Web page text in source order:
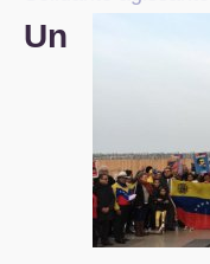
S’organiser
Un